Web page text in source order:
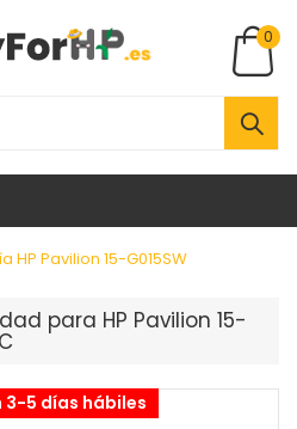
0
HP Pavilion 15-G015SW
para HP Pavilion 15-
3-5 días hábiles